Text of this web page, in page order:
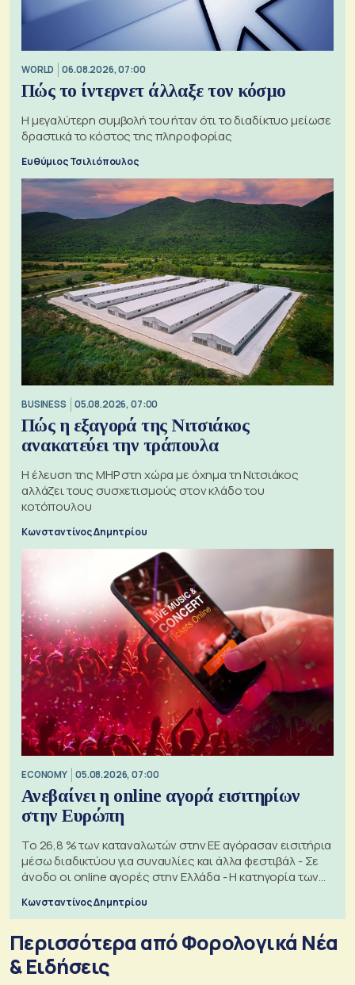
WORLD 06.08.2026, 07:00
Πώς το ίντερνετ άλλαξε τον κόσμο
Η μεγαλύτερη συμβολή του ήταν ότι το διαδίκτυο μείωσε
δραστικά το κόστος της πληροφορίας
Ευθύμιος Τσιλιόπουλος
BUSINESS 05.08.2026, 07:00
Πώς η εξαγορά της Νιτσιάκος
ανακατεύει την τράπουλα
H έλευση της MHP στη χώρα με όχημα τη Νιτσιάκος
αλλάζει τους συσχετισμούς στον κλάδο του
κοτόπουλου
Κωνσταντίνος Δημητρίου
ECONOMY 05.08.2026, 07:00
Ανεβαίνει η online αγορά εισιτηρίων
στην Ευρώπη
Το 26,8 % των καταναλωτών στην ΕΕ αγόρασαν εισιτήρια
μέσω διαδικτύου για συναυλίες και άλλα φεστιβάλ - Σε
άνοδο οι online αγορές στην Ελλάδα - Η κατηγορία των
Κωνσταντίνος Δημητρίου
Περισσότερα από Φορολογικά Νέα
& Eιδήσεις